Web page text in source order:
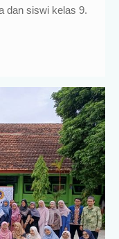
dan siswi kelas 9.